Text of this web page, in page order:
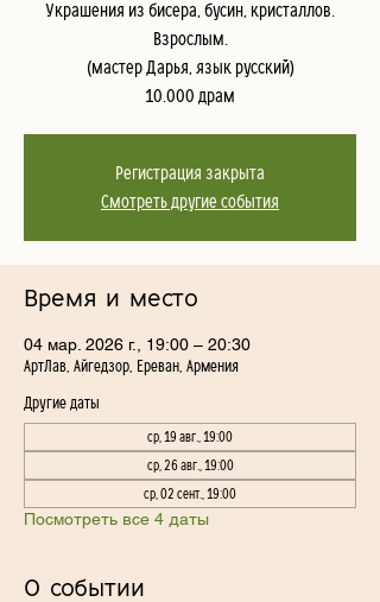
Украшения из бисера, бусин, кристаллов.
Взрослым.
(мастер Дарья, язык русский)
10.000 драм
Регистрация закрыта
Смотреть другие события
Время и место
04 мар. 2026 г., 19:00 – 20:30
АртЛав, Айгедзор, Ереван, Армения
Другие даты
ср, 19 авг., 19:00
ср, 26 авг., 19:00
ср, 02 сент., 19:00
Посмотреть все 4 даты
О событии